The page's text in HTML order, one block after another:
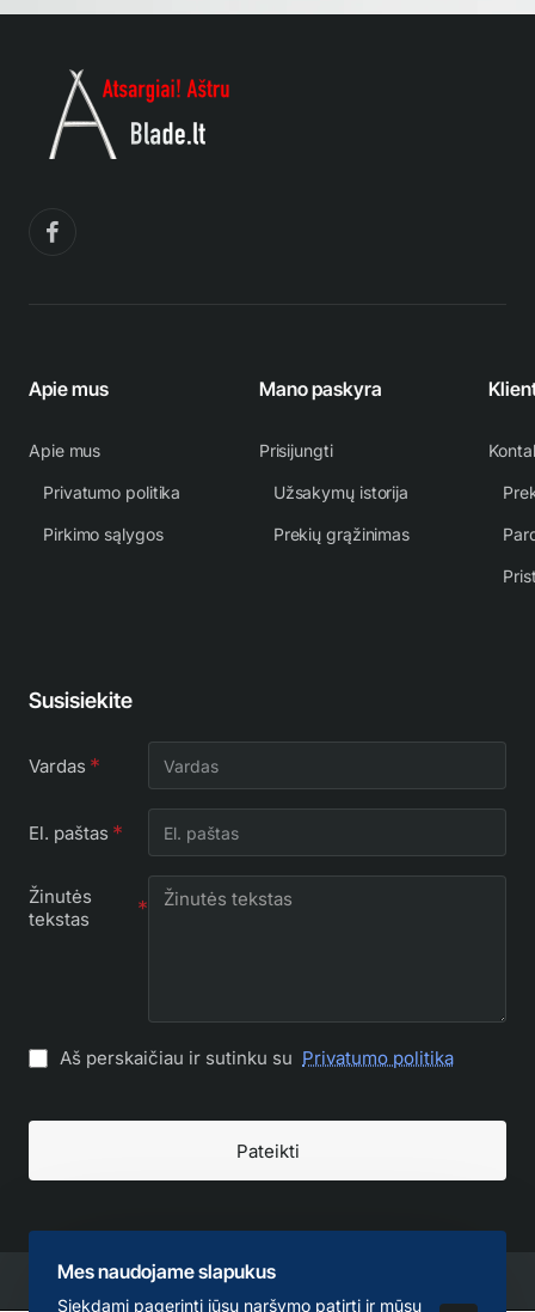
Mes naudojame slapukus
Siekdami pagerinti jūsų naršymo patirtį ir mūsų
Apie mus
Apie mus
Privatumo politika
Pirkimo sąlygos
Mano paskyra
Prisijungti
Užsakymų istorija
Prekių grąžinimas
Susisiekite
Vardas
El. paštas
Žinutės
tekstas
Aš perskaičiau ir sutinku su Privatumo politika
Pateikti